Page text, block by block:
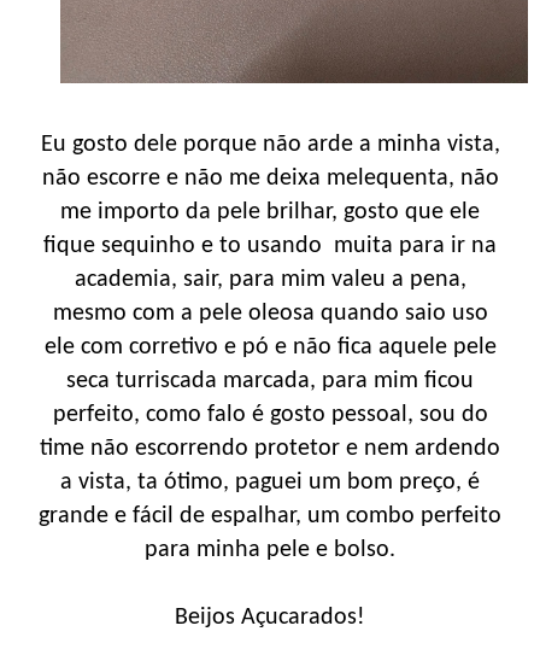
Eu gosto dele porque não arde a minha vista,
não escorre e não me deixa melequenta, não
me importo da pele brilhar, gosto que ele
fique sequinho e to usando muita para ir na
academia, sair, para mim valeu a pena,
mesmo com a pele oleosa quando saio uso
ele com corretivo e pó e não fica aquele pele
seca turriscada marcada, para mim ficou
perfeito, como falo é gosto pessoal, sou do
time não escorrendo protetor e nem ardendo
a vista, ta ótimo, paguei um bom preço, é
grande e fácil de espalhar, um combo perfeito
para minha pele e bolso.
Beijos Açucarados!